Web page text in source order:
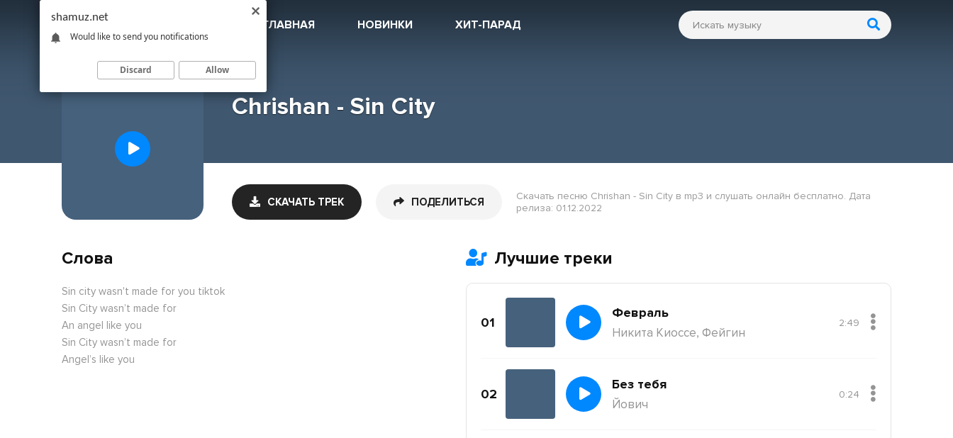
SHAMUZ ГЛАВНАЯ НОВИНКИ ХИТ-ПАРАД
Chrishan - Sin City
СКАЧАТЬ ТРЕК ПОДЕЛИТЬСЯ
Скачать песню Chrishan - Sin City в mp3 и слушать онлайн бесплатно. Дата
релиза: 01.12.2022
Слова
Sin city wasn't made for you tiktok
Sin City wasn’t made for
An angel like you
Sin City wasn’t made for
Angel’s like you
Лучшие треки
01
Февраль
Никита Киоссе, Фейгин
2:49
02
Без тебя
Йович
0:24
shamuz.net
Would like to send you notifications
Discard Allow